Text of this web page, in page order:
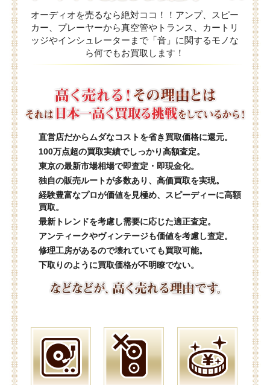
オーディオを売るなら絶対ココ！！アンプ、スピー
カー、プレーヤーから真空管やトランス、カートリ
ッジやインシュレーターまで「音」に関するモノな
ら何でもお買取します！
直営店だからムダなコストを省き買取価格に還元。
100万点超の買取実績でしっかり高額査定。
東京の最新市場相場で即査定・即現金化。
独自の販売ルートが多数あり、高価買取を実現。
経験豊富なプロが価値を見極め、スピーディーに高額
買取。
最新トレンドを考慮し需要に応じた適正査定。
アンティークやヴィンテージも価値を考慮し査定。
修理工房があるので壊れていても買取可能。
下取りのように買取価格が不明瞭でない。